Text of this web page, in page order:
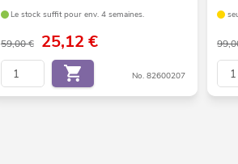
Le stock suffit pour env. 4 semaines.
59,00 € 25,12 €
No. 82600207